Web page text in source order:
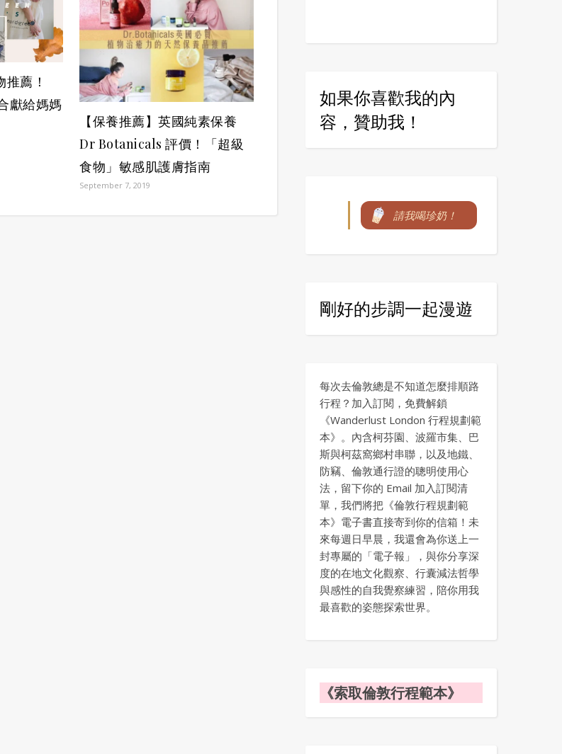
推薦！
獻給媽媽
【保養推薦】英國純素保養
Dr Botanicals 評價！「超級
食物」敏感肌護膚指南
September 7, 2019
如果你喜歡我的內
容，贊助我！
請我喝珍奶！
剛好的步調一起漫遊
每次去倫敦總是不知道怎麼排順路
行程？加入訂閱，免費解鎖
《Wanderlust London 行程規劃範
本》。內含柯芬園、波羅市集、巴
斯與柯茲窩鄉村串聯，以及地鐵、
防竊、倫敦通行證的聰明使用心
法，留下你的 Email 加入訂閱清
單，我們將把《倫敦行程規劃範
本》電子書直接寄到你的信箱！未
來每週日早晨，我還會為你送上一
封專屬的「電子報」，與你分享深
度的在地文化觀察、行囊減法哲學
與感性的自我覺察練習，陪你用我
最喜歡的姿態探索世界。
《索取倫敦行程範本》